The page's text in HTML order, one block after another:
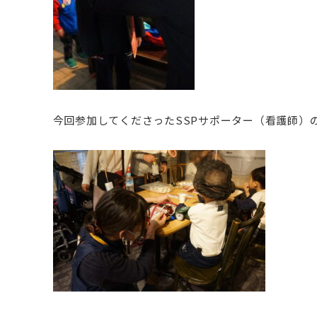
今回参加してくださったSSPサポーター（看護師）